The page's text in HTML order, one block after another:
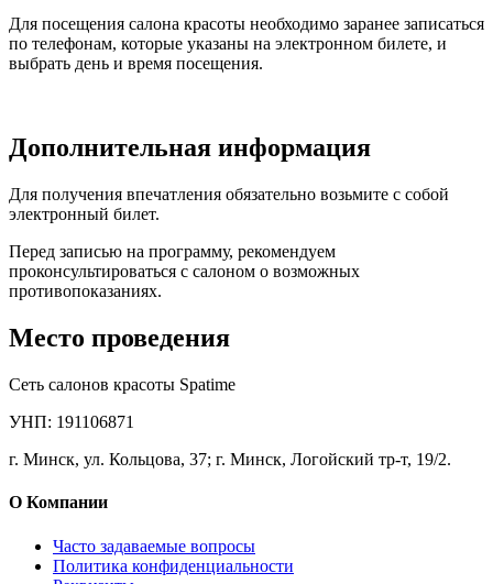
Для посещения салона красоты необходимо заранее записаться
по телефонам, которые указаны на электронном билете, и
выбрать день и время посещения.
Дополнительная информация
Для получения впечатления обязательно возьмите с собой
электронный билет.
Перед записью на программу, рекомендуем
проконсультироваться с салоном о возможных
противопоказаниях.
Место проведения
Сеть салонов красоты Spatime
УНП: 191106871
г. Минск, ул. Кольцова, 37; г. Минск, Логойский тр-т, 19/2.
О Компании
Часто задаваемые вопросы
Политика конфиденциальности